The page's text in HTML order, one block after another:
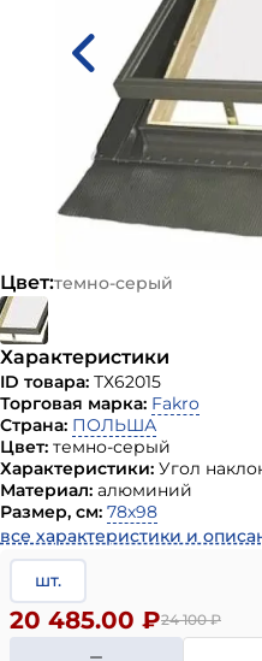
Цвет:темно-серый
Характеристики
ID товара: ТХ62015
Торговая марка: Fakro
Страна: ПОЛЬША
Цвет: темно-серый
Характеристики: Угол
Материал: алюминий
Размер, см: 78х98
все характеристики и
шт.
24 100₽
20 485.00 ₽